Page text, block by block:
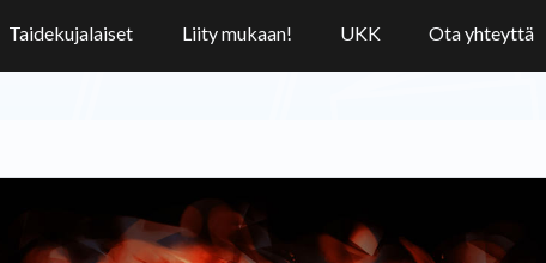
Taidekujalaiset Liity mukaan! UKK Ota yhteyttä